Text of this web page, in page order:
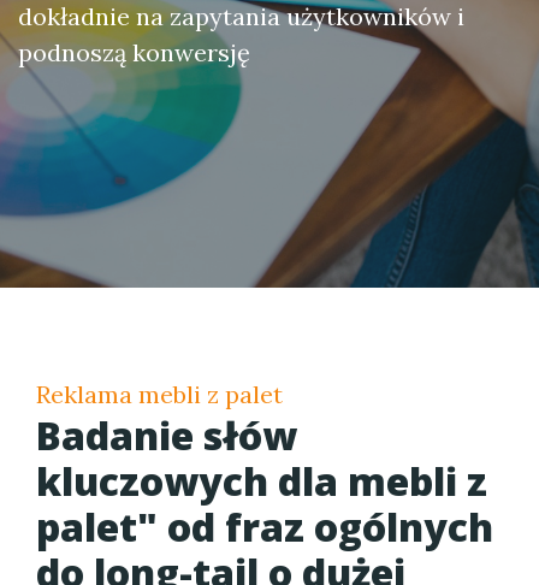
dokładnie na zapytania użytkowników i
podnoszą konwersję
Reklama mebli z palet
Badanie słów
kluczowych dla mebli z
palet" od fraz ogólnych
do long-tail o dużej